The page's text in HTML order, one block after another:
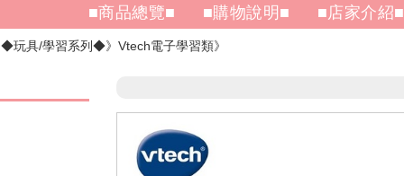
■商品總覽■ ■購物說明■ ■店家介紹■
◆玩具/學習系列◆ Vtech電子學習類